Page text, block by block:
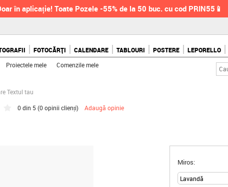
în aplicație! Toate Pozele -55% de la 50 buc. cu cod PRIN55📱
FOTOCĂRȚI CALENDARE TABLOURI POSTERE LEPORELLO
Proiectele mele Comenzile mele
Textul tau
0 din 5 (0 opinii clienți) Adaugă opinie
Miros: